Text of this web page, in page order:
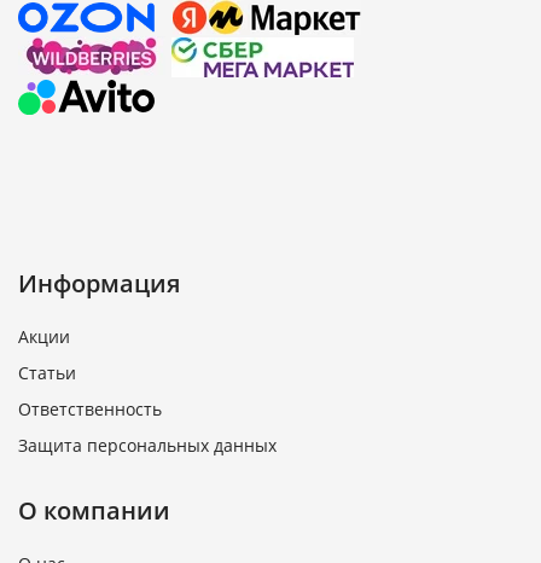
Информация
Акции
Статьи
Ответственность
Защита персональных данных
О компании